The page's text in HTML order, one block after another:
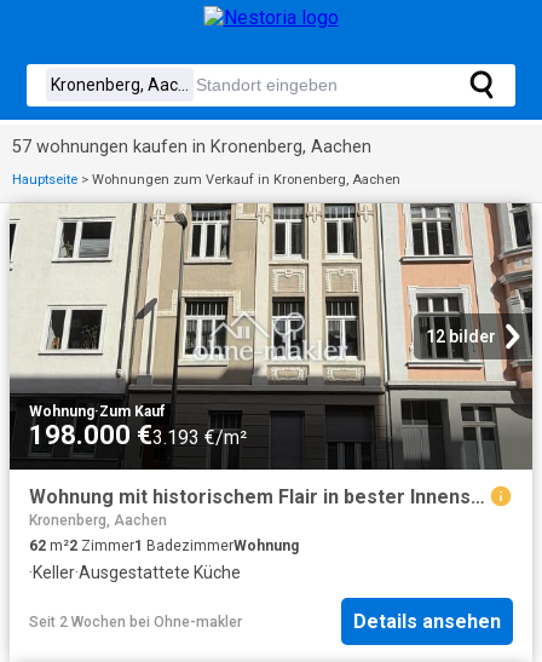
57 wohnungen kaufen in Kronenberg, Aachen
Hauptseite > Wohnungen zum Verkauf in Kronenberg, Aachen
12 bilder
Wohnung·Zum Kauf
198.000 €3.193 €/m²
Wohnung mit historischem Flair in bester Innenstadtlage
Kronenberg, Aachen
62 m²2 Zimmer1 BadezimmerWohnung
·Keller·Ausgestattete Küche
Seit 2 Wochen bei Ohne-makler Details ansehen